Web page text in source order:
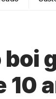
10